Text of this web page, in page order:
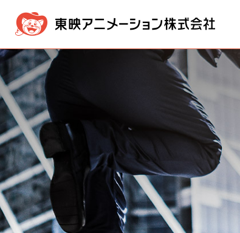
企業情報
メッセージ 経営理念
事業内容
映像製作・販売事業 版
IR NEWS 経営方針
株価情報
電子公
採用・募集情報
採用情報ニュース 新卒採